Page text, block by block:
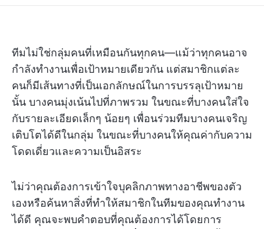
ทีมไม่ใช่กลุ่มคนที่เหมือนกันทุกคน—แม้ว่าทุกคนอาจ
กำลังทำงานเพื่อเป้าหมายเดียวกัน แต่สมาชิกแต่ละ
คนก็มีเส้นทางที่เป็นเอกลักษณ์ในการบรรลุเป้าหมาย
นั้น บางคนมุ่งเน้นไปที่ภาพรวม ในขณะที่บางคนใส่ใจ
กับรายละเอียดเล็กๆ น้อยๆ เพื่อนร่วมทีมบางคนเจริญ
เติบโตได้ดีในกลุ่ม ในขณะที่บางคนให้คุณค่ากับความ
โดดเดี่ยวและความเป็นอิสระ
ไม่ว่าคุณต้องการเข้าใจบุคลิกภาพทางอาชีพของตัว
เองหรือค้นหาสิ่งที่ทำให้สมาชิกในทีมของคุณทำงาน
ได้ดี คุณจะพบคำตอบที่คุณต้องการได้โดยการ